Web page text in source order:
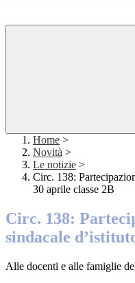
Home >
Novità >
Le notizie >
Circ. 138:
30 aprile classe 2B
Circ. 138:
sindacale
Alle docenti e alle famiglie